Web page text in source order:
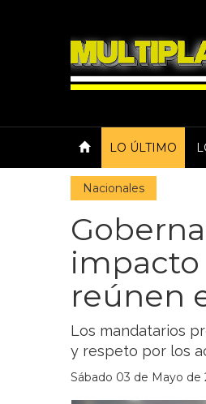
LO ÚLTIMO
Nacionales
impacto
reúnen
Los mandatarios
y respeto por los
Sábado 03 de Mayo de